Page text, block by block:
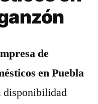
de
en Puebla
disponibilidad